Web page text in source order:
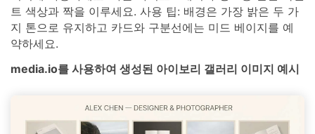
트 색상과 짝을 이루세요. 사용 팁: 배경은 가장 밝은 두 가
지 톤으로 유지하고 카드와 구분선에는 미드 베이지를 예
약하세요.
media.io를 사용하여 생성된 아이보리 갤러리 이미지 예시